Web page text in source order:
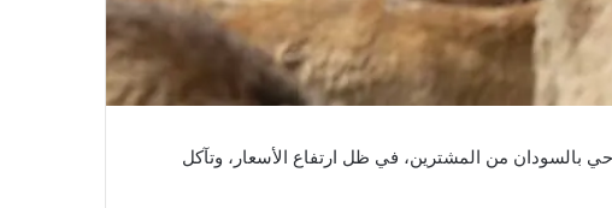
بالسودان من المشترين، في ظل ارتفاع الأسعار، وتآكل